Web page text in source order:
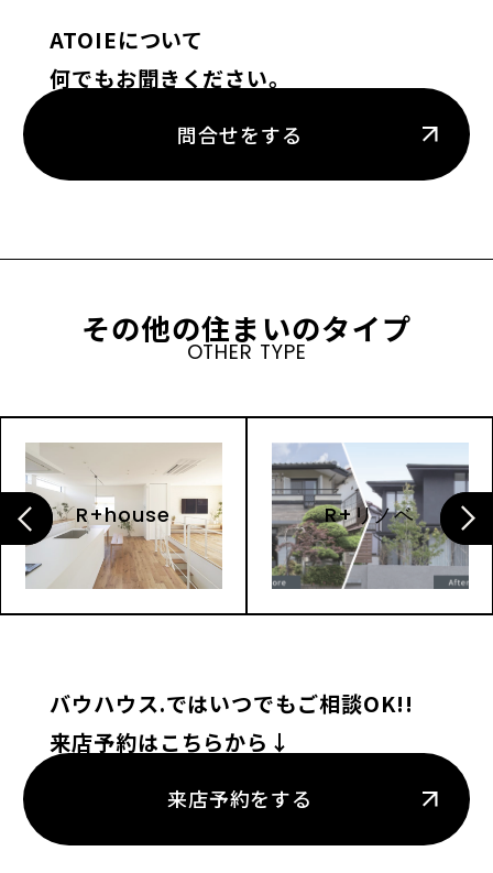
ATOIEについて
何でもお聞きください。
問合せをする
その他の住まいのタイプ
OTHER TYPE
R+house R+リノベ
バウハウス.ではいつでもご相談OK!!
来店予約はこちらから↓
来店予約をする